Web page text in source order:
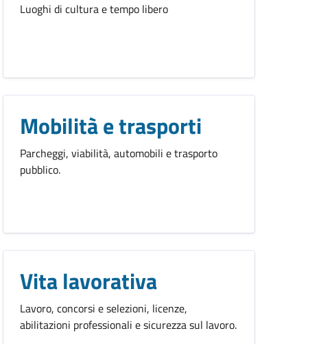
Luoghi di cultura e tempo libero
Mobilità e trasporti
Parcheggi, viabilità, automobili e trasporto
pubblico.
Vita lavorativa
Lavoro, concorsi e selezioni, licenze,
abilitazioni professionali e sicurezza sul lavoro.